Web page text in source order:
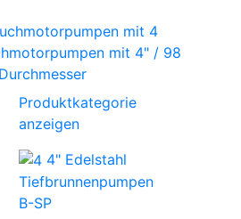
mit 4" / 98
Produktkategorie
anzeigen
4" Edelstahl
Tiefbrunnenpumpen
B-SP